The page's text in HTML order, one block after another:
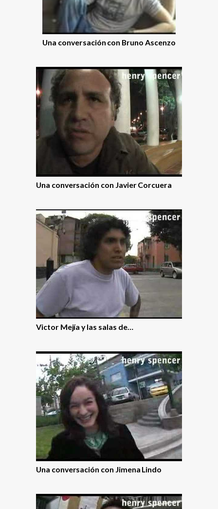
Una conversación con Bruno Ascenzo
Una conversación con Javier Corcuera
Victor Mejí­a y las salas de…
Una conversación con Jimena Lindo